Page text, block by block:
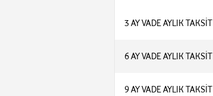
3 AY VADE AYLIK TAKSİT
6 AY VADE AYLIK TAKSİT
9 AY VADE AYLIK TAKSİT